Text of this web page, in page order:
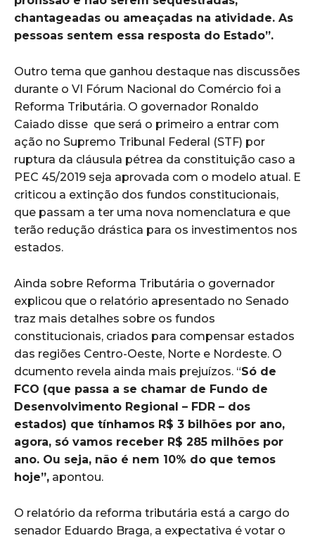
chantageadas ou ameaçadas na atividade. As
pessoas sentem essa resposta do Estado”.
Outro tema que ganhou destaque nas discussões
durante o VI Fórum Nacional do Comércio foi a
Reforma Tributária. O governador Ronaldo
Caiado disse que será o primeiro a entrar com
ação no Supremo Tribunal Federal (STF) por
ruptura da cláusula pétrea da constituição caso a
PEC 45/2019 seja aprovada com o modelo atual. E
criticou a extinção dos fundos constitucionais,
que passam a ter uma nova nomenclatura e que
terão redução drástica para os investimentos nos
estados.
Ainda sobre Reforma Tributária o governador
explicou que o relatório apresentado no Senado
traz mais detalhes sobre os fundos
constitucionais, criados para compensar estados
das regiões Centro-Oeste, Norte e Nordeste. O
dcumento revela ainda mais prejuízos. “Só de
FCO (que passa a se chamar de Fundo de
Desenvolvimento Regional – FDR – dos
estados) que tínhamos R$ 3 bilhões por ano,
agora, só vamos receber R$ 285 milhões por
ano. Ou seja, não é nem 10% do que temos
hoje”, apontou.
O relatório da reforma tributária está a cargo do
senador Eduardo Braga, a expectativa é votar o